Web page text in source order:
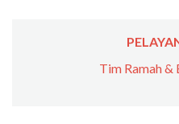
Tim Ramah &